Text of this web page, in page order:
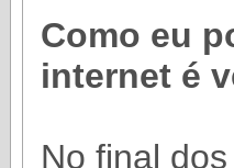
Como eu
internet é
No final